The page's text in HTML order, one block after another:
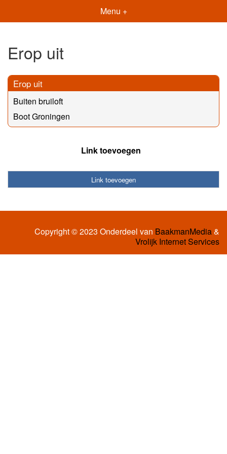
Menu +
Erop uit
Erop uit
Buiten bruiloft
Boot Groningen
Link toevoegen
Link toevoegen
Copyright © 2023 Onderdeel van BaakmanMedia&
Vrolijk Internet Services